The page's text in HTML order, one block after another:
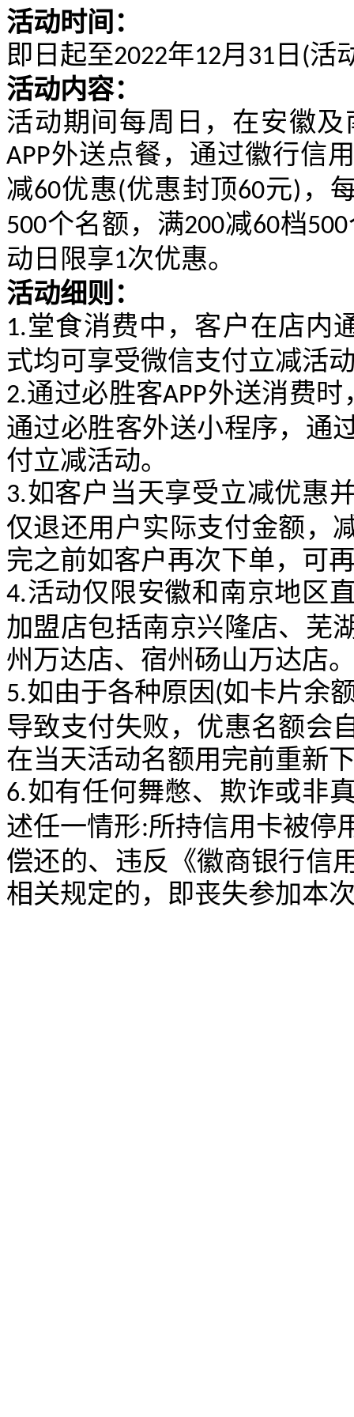
活动时间：
即日起至2022年12月 31 日 (活
活动内容：
活动期间每周日，在安徽
APP外送点餐，通过徽行信
减60优惠(优惠封顶60元) ，
500个名额，满200减60档500
动日限享1次优惠。
活动细则：
1.堂食消费中，客户在店内
式均可享受微信支付立减活
2.通过必胜客APP外送消费时
通过必胜客外送小程序，通
付立减活动。
3.如客户当天享受立减优惠
仅退还用户实际支付金额，
完之前如客户再次下单，可
4.活动仅限安徽和南京地区
加盟店包括南京兴隆店、芜
州万达店、宿州砀山万达店
5.如由于各种原因 (如卡片余
导致支付失败，优惠名额会
在当天活动名额用完前重新
6.如有任何舞憋、欺诈或非
述任一情形:所持信用卡被停
偿还的、违反《徽商银行信
相关规定的，即丧失参加本